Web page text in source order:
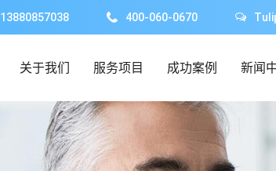
13880857038 400-060-0670
关于我们 服务项目 成功案例 新闻